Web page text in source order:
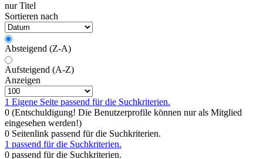
nur Titel
Sortieren nach
Absteigend (Z-A)
Aufsteigend (A-Z)
Anzeigen
1 Eigene Seite passend für die Suchkriterien.
0 (Entschuldigung! Die Benutzerprofile können nur als Mitglied
eingesehen werden!)
0 Seitenlink passend für die Suchkriterien.
1 passend für die Suchkriterien.
0 passend für die Suchkriterien.